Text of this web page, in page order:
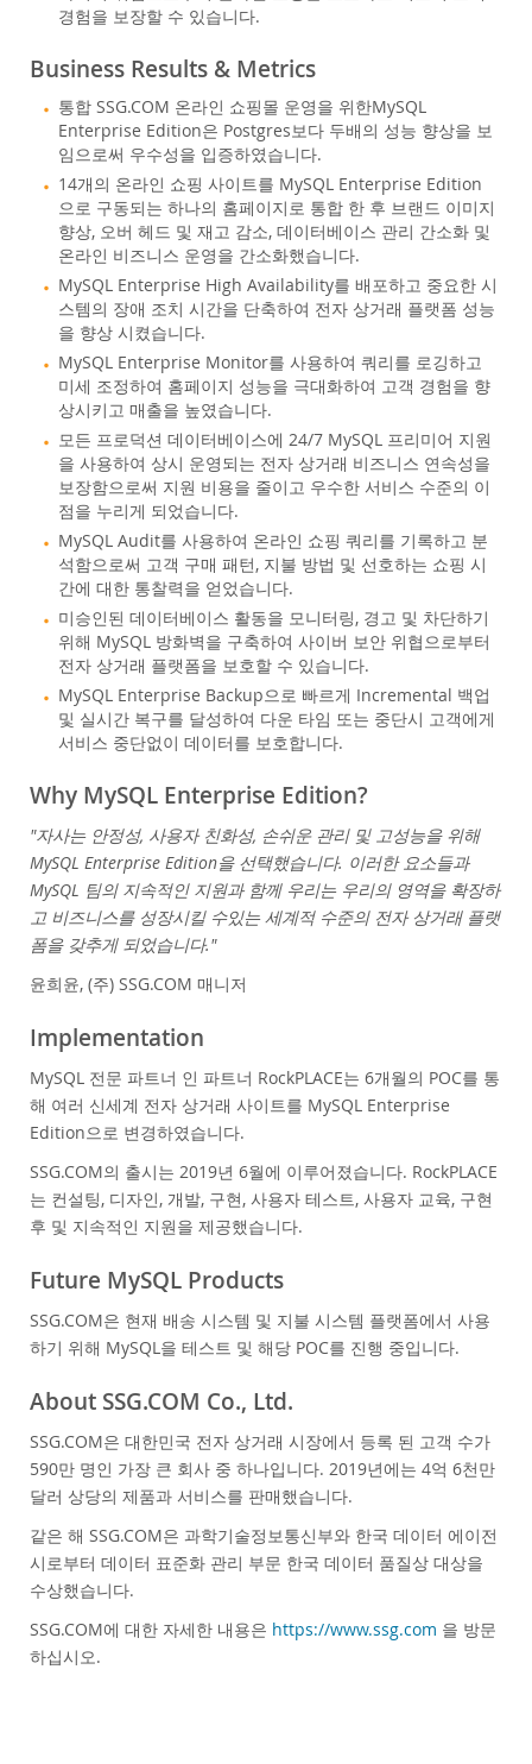
경험을 보장할 수 있습니다.
Business Results & Metrics
통합 SSG.COM 온라인 쇼핑몰 운영을 위한MySQL
Enterprise Edition은 Postgres보다 두배의 성능 향상을 보
임으로써 우수성을 입증하였습니다.
14개의 온라인 쇼핑 사이트를 MySQL Enterprise Edition
으로 구동되는 하나의 홈페이지로 통합 한 후 브랜드 이미지
향상, 오버 헤드 및 재고 감소, 데이터베이스 관리 간소화 및
온라인 비즈니스 운영을 간소화했습니다.
MySQL Enterprise High Availability를 배포하고 중요한 시
스템의 장애 조치 시간을 단축하여 전자 상거래 플랫폼 성능
을 향상 시켰습니다.
MySQL Enterprise Monitor를 사용하여 쿼리를 로깅하고
미세 조정하여 홈페이지 성능을 극대화하여 고객 경험을 향
상시키고 매출을 높였습니다.
모든 프로덕션 데이터베이스에 24/7 MySQL 프리미어 지원
을 사용하여 상시 운영되는 전자 상거래 비즈니스 연속성을
보장함으로써 지원 비용을 줄이고 우수한 서비스 수준의 이
점을 누리게 되었습니다.
MySQL Audit를 사용하여 온라인 쇼핑 쿼리를 기록하고 분
석함으로써 고객 구매 패턴, 지불 방법 및 선호하는 쇼핑 시
간에 대한 통찰력을 얻었습니다.
미승인된 데이터베이스 활동을 모니터링, 경고 및 차단하기
위해 MySQL 방화벽을 구축하여 사이버 보안 위협으로부터
전자 상거래 플랫폼을 보호할 수 있습니다.
MySQL Enterprise Backup으로 빠르게 Incremental 백업
및 실시간 복구를 달성하여 다운 타임 또는 중단시 고객에게
서비스 중단없이 데이터를 보호합니다.
Why MySQL Enterprise Edition?
"자사는 안정성, 사용자 친화성, 손쉬운 관리 및 고성능을 위해
MySQL Enterprise Edition을 선택했습니다. 이러한 요소들과
MySQL 팀의 지속적인 지원과 함께 우리는 우리의 영역을 확장하
고 비즈니스를 성장시킬 수있는 세계적 수준의 전자 상거래 플랫
폼을 갖추게 되었습니다."
윤희윤, (주) SSG.COM 매니저
Implementation
MySQL 전문 파트너 인 파트너 RockPLACE는 6개월의 POC를 통
해 여러 신세계 전자 상거래 사이트를 MySQL Enterprise
Edition으로 변경하였습니다.
SSG.COM의 출시는 2019년 6월에 이루어졌습니다. RockPLACE
는 컨설팅, 디자인, 개발, 구현, 사용자 테스트, 사용자 교육, 구현
후 및 지속적인 지원을 제공했습니다.
Future MySQL Products
SSG.COM은 현재 배송 시스템 및 지불 시스템 플랫폼에서 사용
하기 위해 MySQL을 테스트 및 해당 POC를 진행 중입니다.
About SSG.COM Co., Ltd.
SSG.COM은 대한민국 전자 상거래 시장에서 등록 된 고객 수가
590만 명인 가장 큰 회사 중 하나입니다. 2019년에는 4억 6천만
달러 상당의 제품과 서비스를 판매했습니다.
같은 해 SSG.COM은 과학기술정보통신부와 한국 데이터 에이전
시로부터 데이터 표준화 관리 부문 한국 데이터 품질상 대상을
수상했습니다.
SSG.COM에 대한 자세한 내용은 https://www.ssg.com 을 방문
하십시오.